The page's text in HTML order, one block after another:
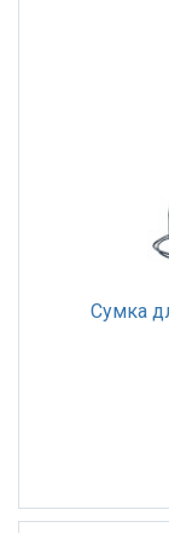
Сумка